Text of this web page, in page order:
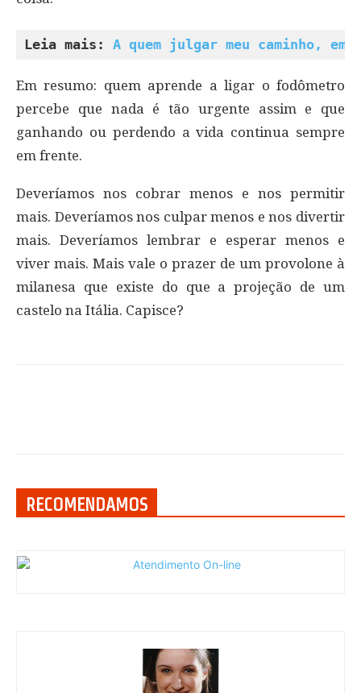
Leia mais: A quem julgar meu caminho,
Em resumo: quem aprende a ligar o fodômetro
percebe que nada é tão urgente assim e que
ganhando ou perdendo a vida continua sempre
em frente.
Deveríamos nos cobrar menos e nos permitir
mais. Deveríamos nos culpar menos e nos divertir
mais. Deveríamos lembrar e esperar menos e
viver mais. Mais vale o prazer de um provolone à
milanesa que existe do que a projeção de um
castelo na Itália. Capisce?
RECOMENDAMOS